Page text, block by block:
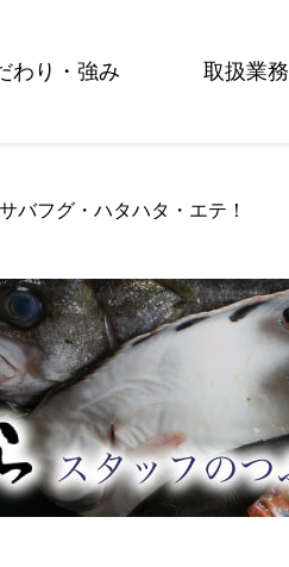
わり・強み 取扱業務
バフグ・ハタハタ・エテ！